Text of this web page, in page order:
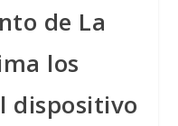
de La
los
dispositivo